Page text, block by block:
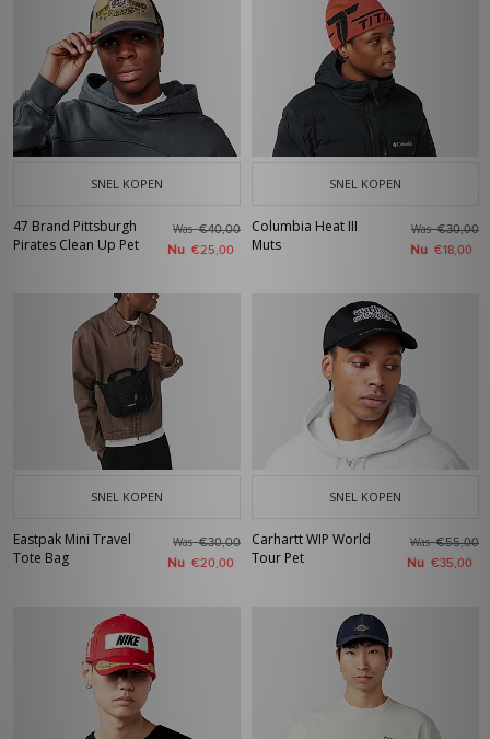
SNEL KOPEN
47 Brand Pittsburgh
Pirates Clean Up Pet
Was€40,00
Nu €25,00
SNEL KOPEN
Columbia Heat III
Muts
Was€30,00
Nu €18,00
SNEL KOPEN
Eastpak Mini Travel
Tote Bag
Was€30,00
Nu €20,00
SNEL KOPEN
Carhartt WIP World
Tour Pet
Was€55,00
Nu €35,00